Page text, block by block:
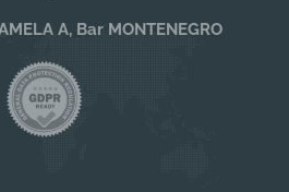
A, Bar MONTENEGRO